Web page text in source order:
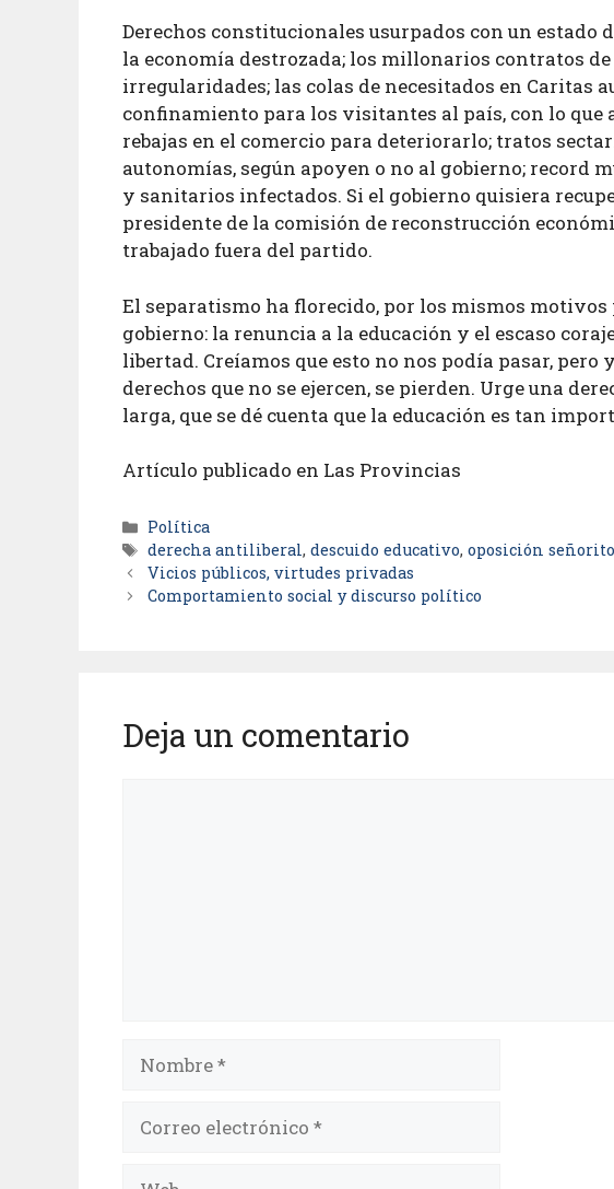
Derechos constitucionales usurpados con un estado
la economía destrozada; los millonarios contratos
irregularidades; las colas de necesitados en Caritas
confinamiento para los visitantes al país, con lo
rebajas en el comercio para deteriorarlo; tratos
autonomías, según apoyen o no al gobierno; record
y sanitarios infectados. Si el gobierno quisiera
presidente de la comisión de reconstrucción
trabajado fuera del partido.
El separatismo ha florecido, por los mismos motivos
gobierno: la renuncia a la educación y el escaso
libertad. Creíamos que esto no nos podía pasar, pero
derechos que no se ejercen, se pierden. Urge una
larga, que se dé cuenta que la educación es tan
Artículo publicado en Las Provincias
Política
derecha antiliberal,descuido educativo,oposición
Vicios públicos, virtudes privadas
Comportamiento social y discurso político
Deja un comentario